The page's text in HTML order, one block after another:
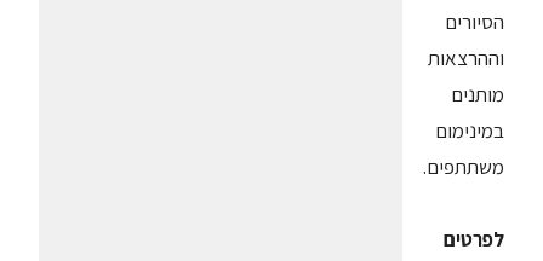
הסיורים
וההרצאות
מותנים
במינימום
משתתפים.
לפרטים